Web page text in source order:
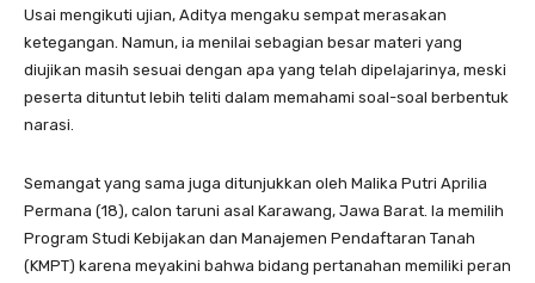
Usai mengikuti ujian, Aditya mengaku sempat merasakan
ketegangan. Namun, ia menilai sebagian besar materi yang
diujikan masih sesuai dengan apa yang telah dipelajarinya, meski
peserta dituntut lebih teliti dalam memahami soal-soal berbentuk
narasi.
Semangat yang sama juga ditunjukkan oleh Malika Putri Aprilia
Permana (18), calon taruni asal Karawang, Jawa Barat. Ia memilih
Program Studi Kebijakan dan Manajemen Pendaftaran Tanah
(KMPT) karena meyakini bahwa bidang pertanahan memiliki peran